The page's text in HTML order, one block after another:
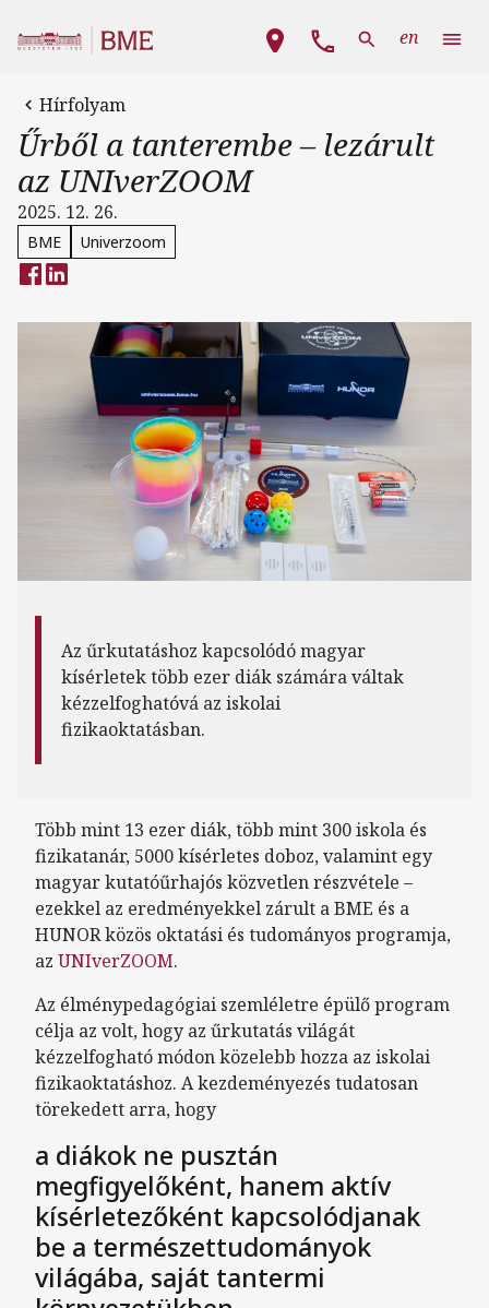
Fő navigáció
en
Hírfolyam
Űrből a tanterembe – lezárult
az UNIverZOOM
2025. 12. 26.
BME Univerzoom
Az űrkutatáshoz kapcsolódó magyar
kísérletek több ezer diák számára váltak
kézzelfoghatóvá az iskolai
fizikaoktatásban.
Több mint 13 ezer diák, több mint 300 iskola és
fizikatanár, 5000 kísérletes doboz, valamint egy
magyar kutatóűrhajós közvetlen részvétele –
ezekkel az eredményekkel zárult a BME és a
HUNOR közös oktatási és tudományos programja,
az UNIverZOOM.
Az élménypedagógiai szemléletre épülő program
célja az volt, hogy az űrkutatás világát
kézzelfogható módon közelebb hozza az iskolai
fizikaoktatáshoz. A kezdeményezés tudatosan
törekedett arra, hogy
a diákok ne pusztán
megfigyelőként, hanem aktív
kísérletezőként kapcsolódjanak
be a természettudományok
világába, saját tantermi